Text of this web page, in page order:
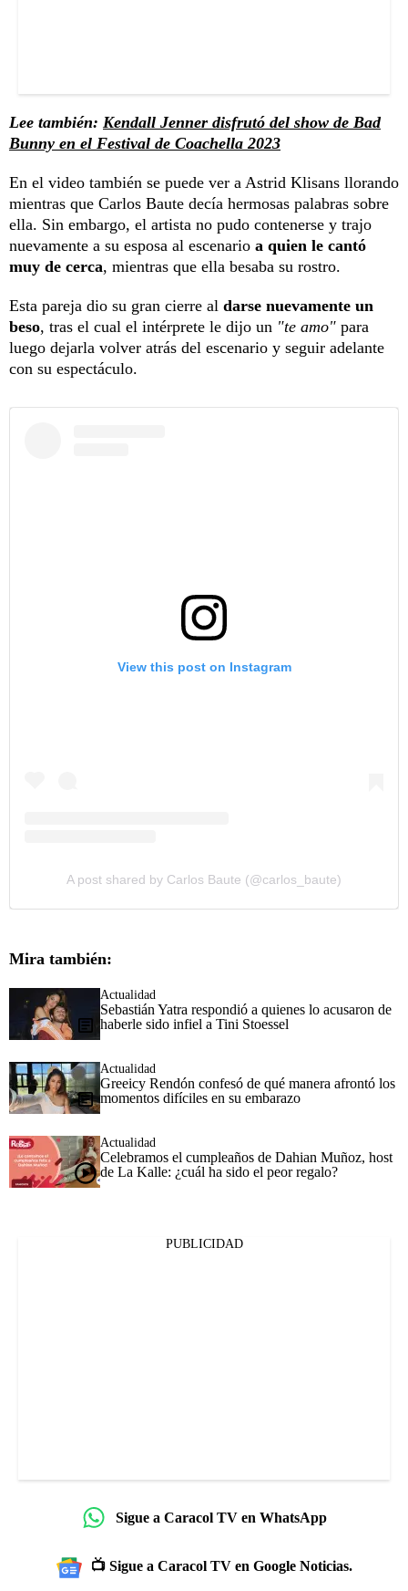
Lee también: Kendall Jenner disfrutó del show de Bad
Bunny en el Festival de Coachella 2023
En el video también se puede ver a Astrid Klisans llorando
mientras que Carlos Baute decía hermosas palabras sobre
ella. Sin embargo, el artista no pudo contenerse y trajo
nuevamente a su esposa al escenario a quien le cantó
muy de cerca, mientras que ella besaba su rostro.
Esta pareja dio su gran cierre al darse nuevamente un
beso, tras el cual el intérprete le dijo un "te amo" para
luego dejarla volver atrás del escenario y seguir adelante
con su espectáculo.
View this post on Instagram
A post shared by Carlos Baute (@carlos_baute)
Mira también:
Actualidad
Sebastián Yatra respondió a quienes lo acusaron de
haberle sido infiel a Tini Stoessel
Actualidad
Greeicy Rendón confesó de qué manera afrontó los
momentos difíciles en su embarazo
Actualidad
Celebramos el cumpleaños de Dahian Muñoz, host
de La Kalle: ¿cuál ha sido el peor regalo?
PUBLICIDAD
Sigue a Caracol TV en WhatsApp
📺 Sigue a Caracol TV en Google Noticias.